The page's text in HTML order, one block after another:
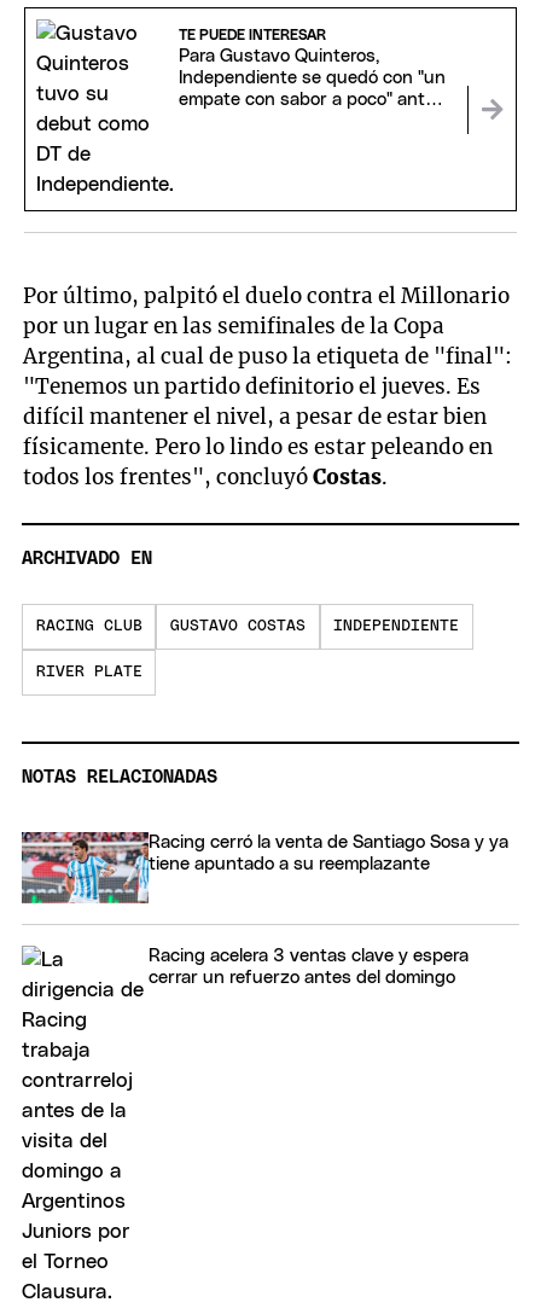
TE PUEDE INTERESAR
Para Gustavo Quinteros,
Independiente se quedó con "un
empate con sabor a poco" ante
Por último, palpitó el duelo contra el Millonario
por un lugar en las semifinales de la Copa
Argentina, al cual de puso la etiqueta de "final":
"Tenemos un partido definitorio el jueves. Es
difícil mantener el nivel, a pesar de estar bien
físicamente. Pero lo lindo es estar peleando en
todos los frentes", concluyóCostas.
ARCHIVADO EN
RACING CLUB GUSTAVO COSTAS INDEPENDIENTE
RIVER PLATE
NOTAS RELACIONADAS
Racing cerró la venta de Santiago Sosa y ya
tiene apuntado a su reemplazante
Racing acelera 3 ventas clave y espera
cerrar un refuerzo antes del domingo